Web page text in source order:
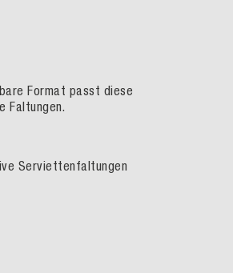
Format passt diese
Faltungen.
Serviettenfaltungen